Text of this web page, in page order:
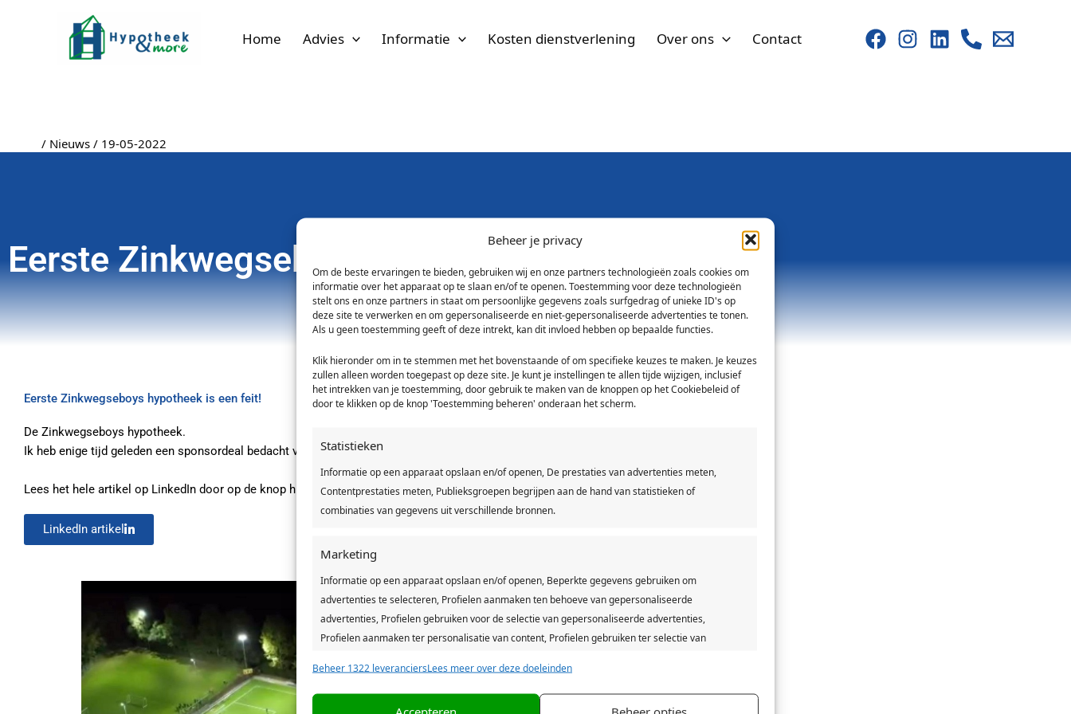
Beheer je privacy
Om de beste ervaringen te bieden, gebruiken wij en onze partners technologieën zoals cookies om
informatie over het apparaat op te slaan en/of te openen. Toestemming voor deze technologieën
stelt ons en onze partners in staat om persoonlijke gegevens zoals surfgedrag of unieke ID's op
deze site te verwerken en om gepersonaliseerde en niet-gepersonaliseerde advertenties te tonen.
Als u geen toestemming geeft of deze intrekt, kan dit invloed hebben op bepaalde functies.
Klik hieronder om in te stemmen met het bovenstaande of om specifieke keuzes te maken. Je keuzes
zullen alleen worden toegepast op deze site. Je kunt je instellingen te allen tijde wijzigen, inclusief
het intrekken van je toestemming, door gebruik te maken van de knoppen op het Cookiebeleid of
door te klikken op de knop 'Toestemming beheren' onderaan het scherm.
Statistieken
Informatie op een apparaat opslaan en/of openen, De prestaties van advertenties meten,
Contentprestaties meten, Publieksgroepen begrijpen aan de hand van statistieken of
combinaties van gegevens uit verschillende bronnen.
Marketing
Informatie op een apparaat opslaan en/of openen, Beperkte gegevens gebruiken om
advertenties te selecteren, Profielen aanmaken ten behoeve van gepersonaliseerde
advertenties, Profielen gebruiken voor de selectie van gepersonaliseerde advertenties,
Profielen aanmaken ter personalisatie van content, Profielen gebruiken ter selectie van
gebruiken om content te selecteren.
Beheer 1322 leveranciersLees meer over deze doeleinden
Home Advies Informatie Kosten dienstverlening Over ons Contact
/ Nieuws / 19-05-2022
Eerste Zinkwegseboys hypotheek is een feit
Eerste Zinkwegseboys hypotheek is een feit!
De Zinkwegseboys hypotheek.
Ik heb enige tijd geleden een sponsordeal bedacht voor Voetbal Vereniging Zinkwegse Boys in Oud-Beijerland.
Lees het hele artikel op LinkedIn door op de knop hieronder te drukken.
LinkedIn artikel